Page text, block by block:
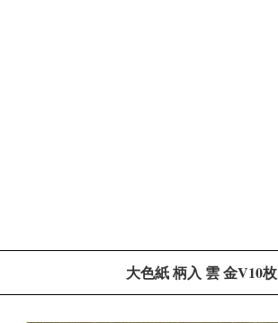
大色紙 柄入 雲 金V10枚